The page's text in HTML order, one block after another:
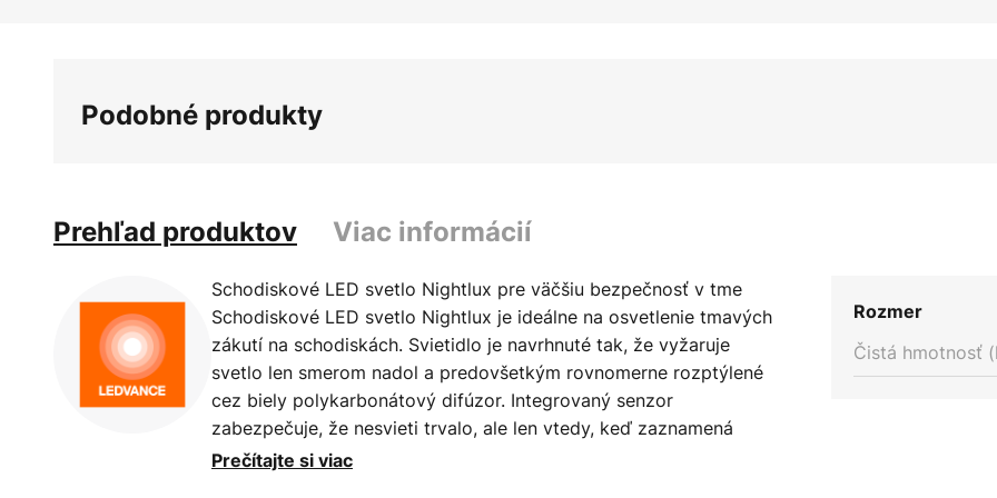
obrázkov
Podobné produkty
Prehľad produktov Viac informácií
Schodiskové LED svetlo Nightlux pre väčšiu bezpečnosť v tme
Schodiskové LED svetlo Nightlux je ideálne na osvetlenie tmavých
zákutí na schodiskách. Svietidlo je navrhnuté tak, že vyžaruje
svetlo len smerom nadol a predovšetkým rovnomerne rozptýlené
cez biely polykarbonátový difúzor. Integrovaný senzor
zabezpečuje, že nesvieti trvalo, ale len vtedy, keď zaznamená
pohyb. Prevádzka na batérie a rýchla a jednoduchá inštalácia
Prečítajte si viac
Rozmer
Čistá hmotnosť